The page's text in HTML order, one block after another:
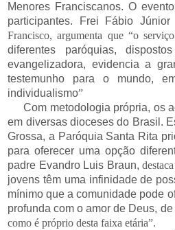
Menores Franciscanos. O
participantes. Frei Fábio
Francisco, argumenta que “o
diferentes paróquias,
evangelizadora, evidencia a
testemunho para o mundo,
individualismo”
Com metodologia própria, os
em diversas dioceses do Brasil.
Grossa, a Paróquia Santa Rita
para oferecer uma opção
padre Evandro Luis Braun,
jovens têm uma infinidade de
mínimo que a comunidade pode
profunda com o amor de Deus, de
como é próprio desta faixa etária”.